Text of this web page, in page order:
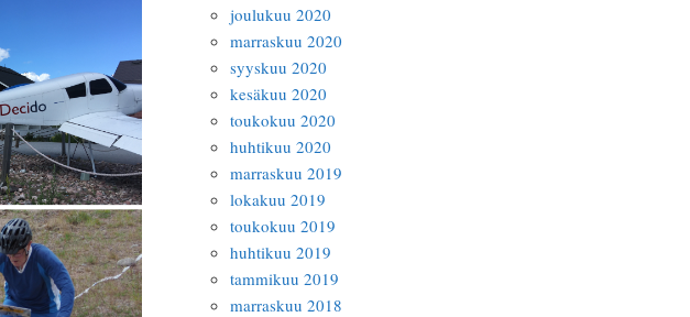
joulukuu 2020
marraskuu 2020
syyskuu 2020
kesäkuu 2020
toukokuu 2020
huhtikuu 2020
marraskuu 2019
lokakuu 2019
toukokuu 2019
huhtikuu 2019
tammikuu 2019
marraskuu 2018